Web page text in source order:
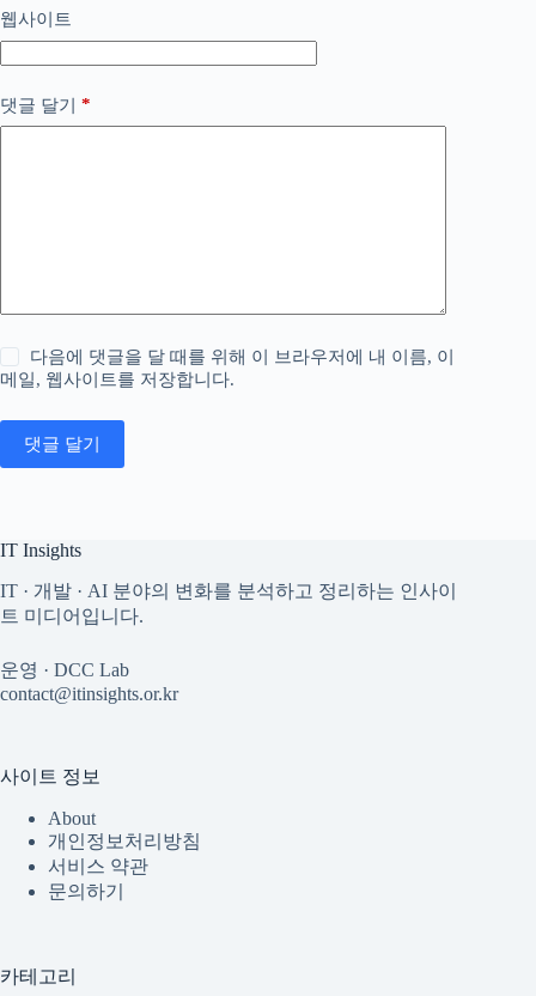
웹사이트
댓글 달기 *
다음에 댓글을 달 때를 위해 이 브라우저에 내 이름, 이
메일, 웹사이트를 저장합니다.
댓글 달기
IT Insights
IT · 개발 · AI 분야의 변화를 분석하고 정리하는 인사이
트 미디어입니다.
운영 · DCC Lab
contact@itinsights.or.kr
사이트 정보
About
개인정보처리방침
서비스 약관
문의하기
카테고리